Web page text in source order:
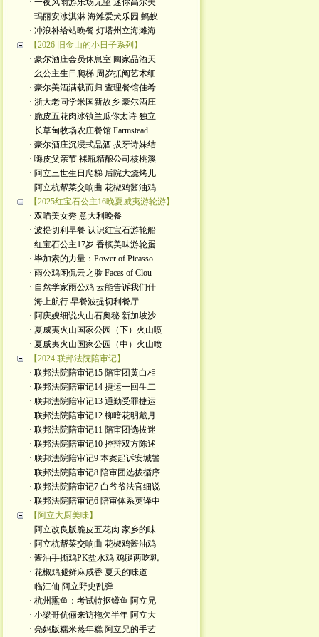
· 一夜风雨游乐场无望 迷你高尔夫
· 玛丽安冰淇淋 海滩爱犬乐园 蚂蚁
· 冲浪补给站晚餐 灯塔州立海滩海
【2026 旧金山的小日子系列】
· 豪尔酒庄会员休息室 阖家品酒天
· 幺公主生日爬梯 周岁抓阄艺术细
· 豪尔美酒满载而归 查理餐馆佳肴
· 浙大老同学米国新故乡 豪尔酒庄
· 脆皮五花肉冰镇兰瓜你太诗 独立
· 长草甸牧场农庄餐馆 Farmstead
· 豪尔酒庄沉浸式品酒 拔牙诗妹结
· 嗨皮父亲节 裸瓶精酿公司核桃溪
· 阿立三世生日爬梯 后院大烧烤儿
· 阿立杭帮菜交响曲 花椒鸡酱油鸡
【2025红宝石公主16晚夏威夷游轮游】
· 双喵美女秀 意大利晚餐
· 波提切利早餐 认识红宝石游轮船
· 红宝石公主17岁 香槟美味游轮蛋
· 毕加索的力量：Power of Picasso
· 雨公鸡闲侃云之脸 Faces of Clou
· 自然学家雨公鸡 云能告诉我们什
· 海上航行 早餐波提切利餐厅
· 阿庆嫂细说火山石奥秘 新加坡沙
· 夏威夷火山国家公园（下）火山喷
· 夏威夷火山国家公园（中）火山喷
【2024 联邦法院陪审记】
· 联邦法院陪审记15 陪审团黄白相
· 联邦法院陪审记14 捷运一回生二
· 联邦法院陪审记13 通勤受罪捷运
· 联邦法院陪审记12 柳暗花明戴月
· 联邦法院陪审记11 陪审团选拔迷
· 联邦法院陪审记10 控辩双方陈述
· 联邦法院陪审记9 本案起诉安城警
· 联邦法院陪审记8 陪审团选拔循序
· 联邦法院陪审记7 白爷爷法官细说
· 联邦法院陪审记6 陪审体系英译中
【阿立大厨美味】
· 阿立改良版脆皮五花肉 家乡的味
· 阿立杭帮菜交响曲 花椒鸡酱油鸡
· 酱油手撕鸡PK盐水鸡 鸡腿两吃孰
· 花椒鸡腿鲜麻咸香 夏天的味道
· 临江仙 阿立野史乱弹
· 杭州熏鱼：考试特抠鳟鱼 阿立兄
· 小梁哥伉俪来访拖欠半年 阿立大
· 亮妈版糯米蒸年糕 阿立兄的手艺